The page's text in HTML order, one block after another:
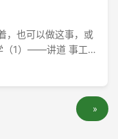
，也可以做这事，或
（1）——讲道 事工哲
哲学（3）——教会
事工哲学（6）—
为狼舍命？ 事工哲
哲学（9）——家庭优
»